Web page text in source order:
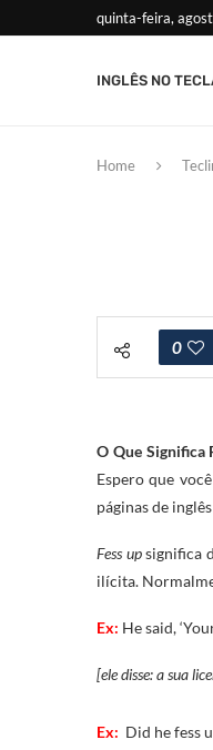
quinta-feira,
INGLÊS NO
Home
0
O Que Significa
Espero que
páginas de
Fess upsignifica
ilícita.
Ex: He said,
[ele disse: a sua
Ex: Did he fess